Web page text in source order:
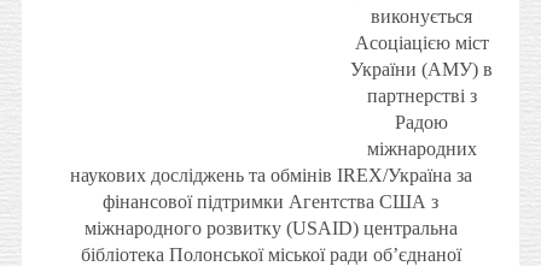
виконується
Асоціацією міст
України (АМУ) в
партнерстві з
Радою
міжнародних
наукових досліджень та обмінів IREX/Україна за
фінансової підтримки Агентства США з
міжнародного розвитку (USAID) центральна
бібліотека Полонської міської ради об’єднаної